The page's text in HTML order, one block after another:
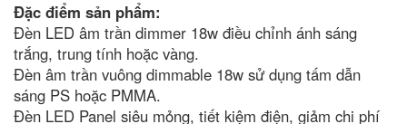
Đặc điểm sản phẩm:
Đèn LED âm trần dimmer 18w điều chỉnh ánh sáng
trắng, trung tính hoặc vàng.
Đèn âm trần vuông dimmable 18w sử dụng tấm dẫn
sáng PS hoặc PMMA.
Đèn LED Panel siêu mỏng, tiết kiệm điện, giảm chi phí